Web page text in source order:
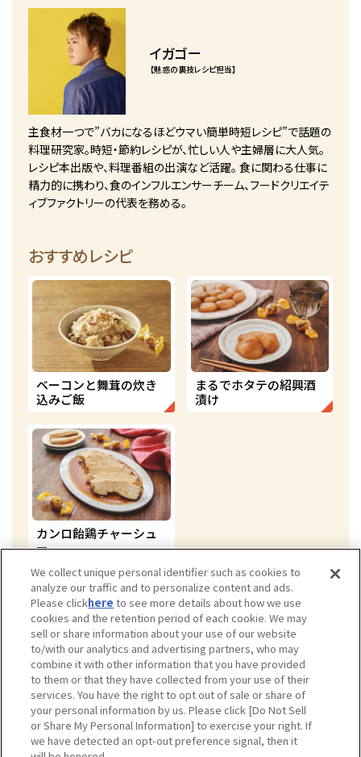
イガゴー
【魅惑の裏技レシピ担当】
主食材一つで”バカになるほどウマい簡単時短レシピ”で話題の
料理研究家。時短・節約レシピが、忙しい人や主婦層に大人気。
レシピ本出版や、料理番組の出演など活躍。 食に関わる仕事に
精力的に携わり、食のインフルエンサーチーム、フードクリエイテ
ィブファクトリーの代表を務める。
おすすめレシピ
ベーコンと舞茸の炊き
込みご飯
まるでホタテの紹興酒
漬け
カンロ飴鶏チャーシュ
ー
お問い合わせ窓口 プライバシーポリシー
ソーシャルメディアポリシー
ご利用規約
We collect unique personal identifier such as cookies to
analyze our traffic and to personalize content and ads.
Please clickhere to see more details about how we use
cookies and the retention period of each cookie. We may
sell or share information about your use of our website
to/with our analytics and advertising partners, who may
combine it with other information that you have provided
to them or that they have collected from your use of their
services. You have the right to opt out of sale or share of
your personal information by us. Please click [Do Not Sell
or Share My Personal Information] to exercise your right. If
we have detected an opt-out preference signal, then it